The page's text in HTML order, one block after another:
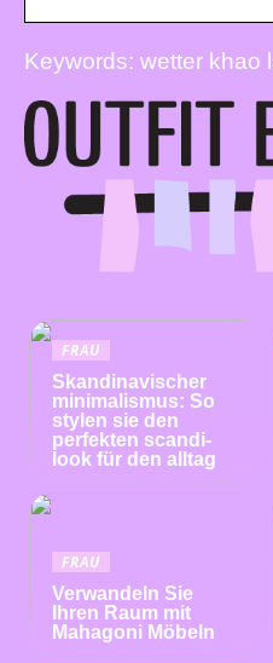
Keywords: wetter khao
FRAU
Skandinavischer
minimalismus: So
stylen sie den
perfekten scandi-
look für den alltag
FRAU
Verwandeln Sie
Ihren Raum mit
Mahagoni Möbeln